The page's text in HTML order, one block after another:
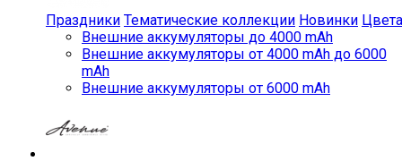
Праздники Тематические коллекции Новинки Цвета
Внешние аккумуляторы до 4000 mAh
Внешние аккумуляторы от 4000 mAh до 6000
mAh
Внешние аккумуляторы от 6000 mAh